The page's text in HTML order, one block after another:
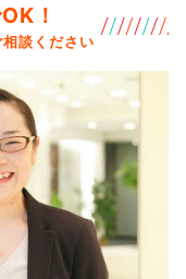
！
談ください